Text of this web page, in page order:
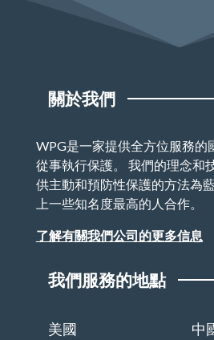
關於我們
WPG是一家提供全方位服務的
從事執行保護。 我們的理念和
供主動和預防性保護的方法為
上一些知名度最高的人合作。
了解有關我們公司的更多信息
我們服務的地點
美國
中